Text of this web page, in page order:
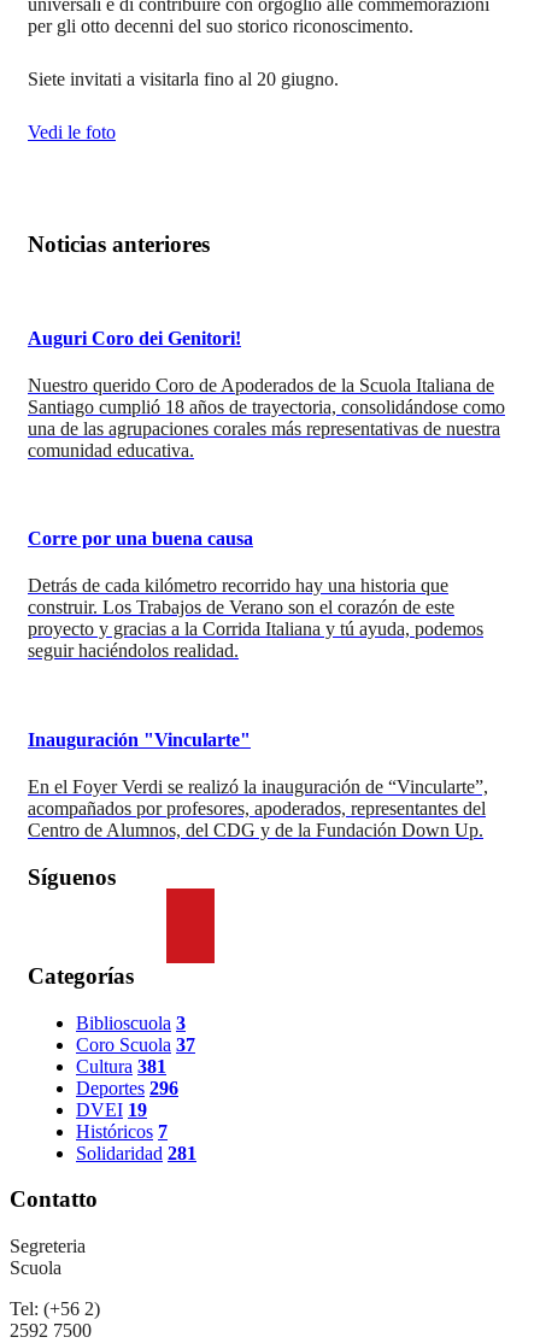
per gli otto decenni del suo storico riconoscimento.
Siete invitati a visitarla fino al 20 giugno.
Vedi le foto
Noticias anteriores
Auguri Coro dei Genitori!
Nuestro querido Coro de Apoderados de la Scuola Italiana de
Santiago cumplió 18 años de trayectoria, consolidándose como
una de las agrupaciones corales más representativas de nuestra
comunidad educativa.
Corre por una buena causa
Detrás de cada kilómetro recorrido hay una historia que
construir. Los Trabajos de Verano son el corazón de este
proyecto y gracias a la Corrida Italiana y tú ayuda, podemos
seguir haciéndolos realidad.
Inauguración "Vincularte"
En el Foyer Verdi se realizó la inauguración de “Vincularte”,
acompañados por profesores, apoderados, representantes del
Centro de Alumnos, del CDG y de la Fundación Down Up.
Síguenos
Categorías
Biblioscuola 3
Coro Scuola 37
Cultura 381
Deportes 296
DVEI 19
Históricos 7
Solidaridad 281
Contatto
Segreteria
Scuola
Tel: (+56 2)
2592 7500